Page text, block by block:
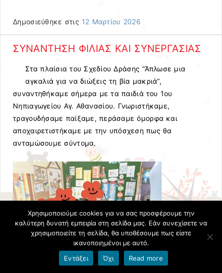
Δημοσιεύθηκε στις 12 Μαρτίου 2026
ΣΥΝΑΝΤΗΣΗ ΦΙΛΙΑΣ ΚΑΙ ΣΥΝΕΡΓΑΣΙΑΣ
Στα πλαίσια του Σχεδίου Δράσης “Άπλωσε μια
αγκαλιά για να διώξεις τη βία μακριά”,
συναντηθήκαμε σήμερα με τα παιδιά του 1ου
Νηπιαγωγείου Αγ. Αθανασίου. Γνωριστήκαμε,
τραγουδήσαμε παίξαμε, περάσαμε όμορφα και
αποχαιρετιστήκαμε με την υπόσχεση πως θα
ανταμώσουμε σύντομα.
Χρησιμοποιούμε cookies για να σας προσφέρουμε την
καλύτερη δυνατή εμπειρία στη σελίδα μας. Εάν συνεχίσετε να
χρησιμοποιείτε τη σελίδα, θα υποθέσουμε πως είστε
ικανοποιημένοι με αυτό.
Εντάξει
Όχι Read more